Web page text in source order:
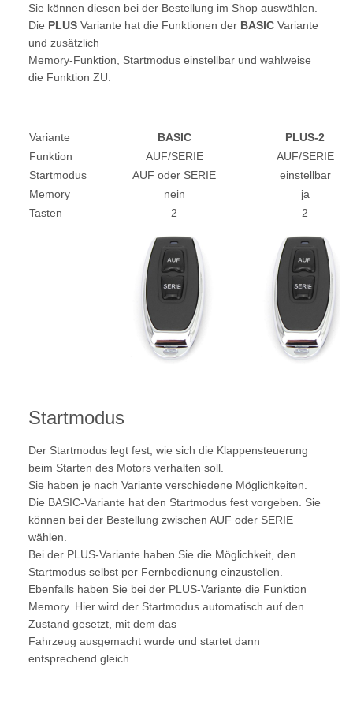
Sie können diesen bei der Bestellung im Shop auswählen.
Die PLUS Variante hat die Funktionen der BASIC Variante
und zusätzlich
Memory-Funktion, Startmodus einstellbar und wahlweise
die Funktion ZU.
Variante BASIC
PLUS-2
Funktion
AUF/SERIE
AUF/SERIE
Startmodus
AUF oder SERIE
einstellbar
Memory
nein
ja
Tasten
2 2
Startmodus
Der Startmodus legt fest, wie sich die Klappensteuerung
beim Starten des Motors verhalten soll.
Sie haben je nach Variante verschiedene Möglichkeiten.
Die BASIC-Variante hat den Startmodus fest vorgeben. Sie
können bei der Bestellung zwischen AUF oder SERIE
wählen.
Bei der PLUS-Variante haben Sie die Möglichkeit, den
Startmodus selbst per Fernbedienung einzustellen.
Ebenfalls haben Sie bei der PLUS-Variante die Funktion
Memory. Hier wird der Startmodus automatisch auf den
Zustand gesetzt, mit dem das
Fahrzeug ausgemacht wurde und startet dann
entsprechend gleich.